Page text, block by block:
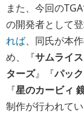
また、今回の
の開発者として
れば、同氏が本
め、『サムライ
ターズ』『パッ
『星のカービィ
制作が行われてい